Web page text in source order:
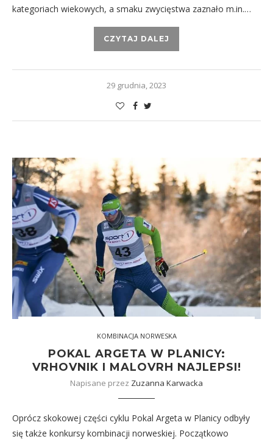
kategoriach wiekowych, a smaku zwycięstwa zaznało m.in.…
CZYTAJ DALEJ
29 grudnia, 2023
KOMBINACJA NORWESKA
POKAL ARGETA W PLANICY:
VRHOVNIK I MALOVRH NAJLEPSI!
Napisane przez Zuzanna Karwacka
Oprócz skokowej części cyklu Pokal Argeta w Planicy odbyły
się także konkursy kombinacji norweskiej. Początkowo